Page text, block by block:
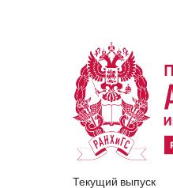
Текущий выпуск